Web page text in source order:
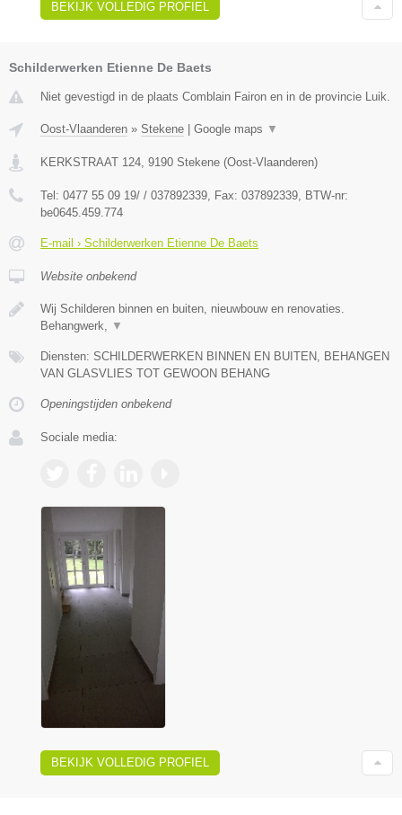
BEKIJK VOLLEDIG PROFIEL
Schilderwerken Etienne De Baets
Niet gevestigd in de plaats Comblain Fairon en in de provincie Luik.
Oost-Vlaanderen » Stekene | Google maps ▼
KERKSTRAAT 124 9190 Stekene (Oost-Vlaanderen)
Tel: 0477 55 09 19/ / 037892339 , Fax: 037892339 , BTW-nr:
be0645.459.774
E-mail › Schilderwerken Etienne De Baets
Website onbekend
Wij Schilderen binnen en buiten, nieuwbouw en renovaties.
Behangwerk,
▼
Diensten: SCHILDERWERKEN BINNEN EN BUITEN, BEHANGEN
VAN GLASVLIES TOT GEWOON BEHANG
Openingstijden onbekend
Sociale media:
BEKIJK VOLLEDIG PROFIEL